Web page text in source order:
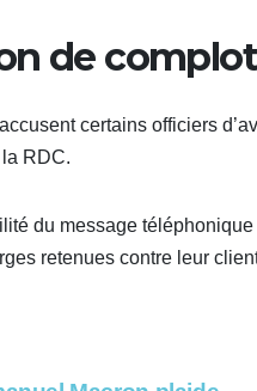
de
certains officiers
RDC.
du message
retenues contre leur